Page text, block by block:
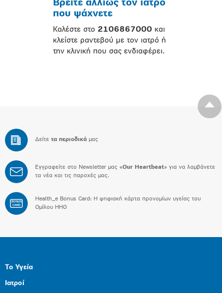
Βρείτε αλλιώς τον ιατρό
που ψάχνετε
Καλέστε στο 2106867000 και
κλείστε ραντεβού με τον ιατρό ή
την κλινική που σας ενδιαφέρει.
Δείτε τα περιοδικά μας
Εγγραφείτε στο Newsletter μας «Our Heartbeat» για να λαμβάνετε
τα νέα και τις παροχές μας.
BONUS
CARD
Health_e Bonus Card: H ψηφιακή κάρτα προνομίων υγείας του
Ομίλου HHG
Το Υγεία
Ιατροί